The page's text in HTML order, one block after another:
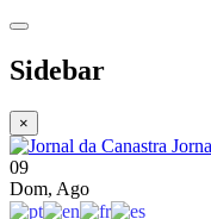
Sidebar
×
09
Dom, Ago